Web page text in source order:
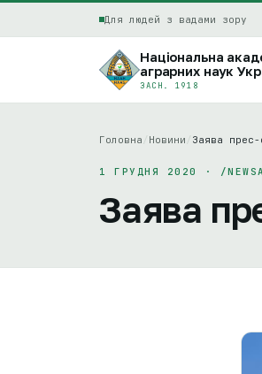
Для людей з вадами зору
Національна
аграрних наук
ЗАСН. 1918
Головна Новини Заява
1 ГРУДНЯ 2020 · /
Заява